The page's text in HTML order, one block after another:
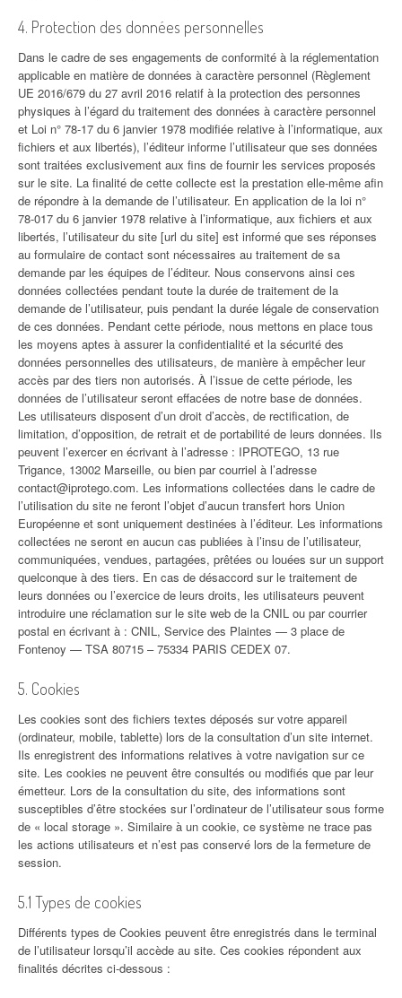
4. Protection des données personnelles
Dans le cadre de ses engagements de conformité à la réglementation
applicable en matière de données à caractère personnel (Règlement
UE 2016/679 du 27 avril 2016 relatif à la protection des personnes
physiques à l’égard du traitement des données à caractère personnel
et Loi n° 78-17 du 6 janvier 1978 modifiée relative à l’informatique, aux
fichiers et aux libertés), l’éditeur informe l’utilisateur que ses données
sont traitées exclusivement aux fins de fournir les services proposés
sur le site. La finalité de cette collecte est la prestation elle-même afin
de répondre à la demande de l’utilisateur. En application de la loi n°
78-017 du 6 janvier 1978 relative à l’informatique, aux fichiers et aux
libertés, l’utilisateur du site [url du site] est informé que ses réponses
au formulaire de contact sont nécessaires au traitement de sa
demande par les équipes de l’éditeur. Nous conservons ainsi ces
données collectées pendant toute la durée de traitement de la
demande de l’utilisateur, puis pendant la durée légale de conservation
de ces données. Pendant cette période, nous mettons en place tous
les moyens aptes à assurer la confidentialité et la sécurité des
données personnelles des utilisateurs, de manière à empêcher leur
accès par des tiers non autorisés. À l’issue de cette période, les
données de l’utilisateur seront effacées de notre base de données.
Les utilisateurs disposent d’un droit d’accès, de rectification, de
limitation, d’opposition, de retrait et de portabilité de leurs données. Ils
peuvent l’exercer en écrivant à l’adresse : IPROTEGO, 13 rue
Trigance, 13002 Marseille, ou bien par courriel à l’adresse
contact@iprotego.com. Les informations collectées dans le cadre de
l’utilisation du site ne feront l’objet d’aucun transfert hors Union
Européenne et sont uniquement destinées à l’éditeur. Les informations
collectées ne seront en aucun cas publiées à l’insu de l’utilisateur,
communiquées, vendues, partagées, prêtées ou louées sur un support
quelconque à des tiers. En cas de désaccord sur le traitement de
leurs données ou l’exercice de leurs droits, les utilisateurs peuvent
introduire une réclamation sur le site web de la CNIL ou par courrier
postal en écrivant à : CNIL, Service des Plaintes — 3 place de
Fontenoy — TSA 80715 – 75334 PARIS CEDEX 07.
5. Cookies
Les cookies sont des fichiers textes déposés sur votre appareil
(ordinateur, mobile, tablette) lors de la consultation d’un site internet.
Ils enregistrent des informations relatives à votre navigation sur ce
site. Les cookies ne peuvent être consultés ou modifiés que par leur
émetteur. Lors de la consultation du site, des informations sont
susceptibles d’être stockées sur l’ordinateur de l’utilisateur sous forme
de « local storage ». Similaire à un cookie, ce système ne trace pas
les actions utilisateurs et n’est pas conservé lors de la fermeture de
session.
5.1 Types de cookies
Différents types de Cookies peuvent être enregistrés dans le terminal
de l’utilisateur lorsqu’il accède au site. Ces cookies répondent aux
finalités décrites ci-dessous :